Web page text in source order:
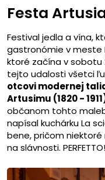
Festa
Festival jedla a vína,
gastronómie v meste
ktoré začína v sobotu
tejto udalosti všetci
otcovi modernej
Artusimu (1820 -
občanom tohto
napísal kuchárku La
bene, pričom
na slávnosti. PERFETTO!